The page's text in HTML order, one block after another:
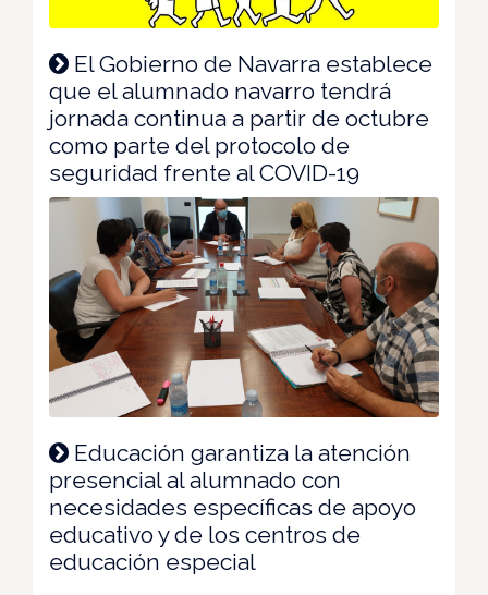
El Gobierno de Navarra establece
que el alumnado navarro tendrá
jornada continua a partir de octubre
como parte del protocolo de
seguridad frente al COVID-19
Educación garantiza la atención
presencial al alumnado con
necesidades específicas de apoyo
educativo y de los centros de
educación especial